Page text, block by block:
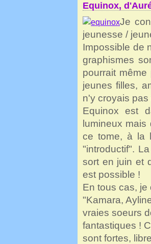
Equinox,
Je
jeunesse /
Impossible de
graphismes
pourrait
jeunes filles,
n'y croyais pas
Equinox est
lumineux
ce tome, à la
"introductif".
sort en juin et
est possible !
En tous cas, je
"Kamara,
vraies soeurs
fantastiques !
sont fortes,